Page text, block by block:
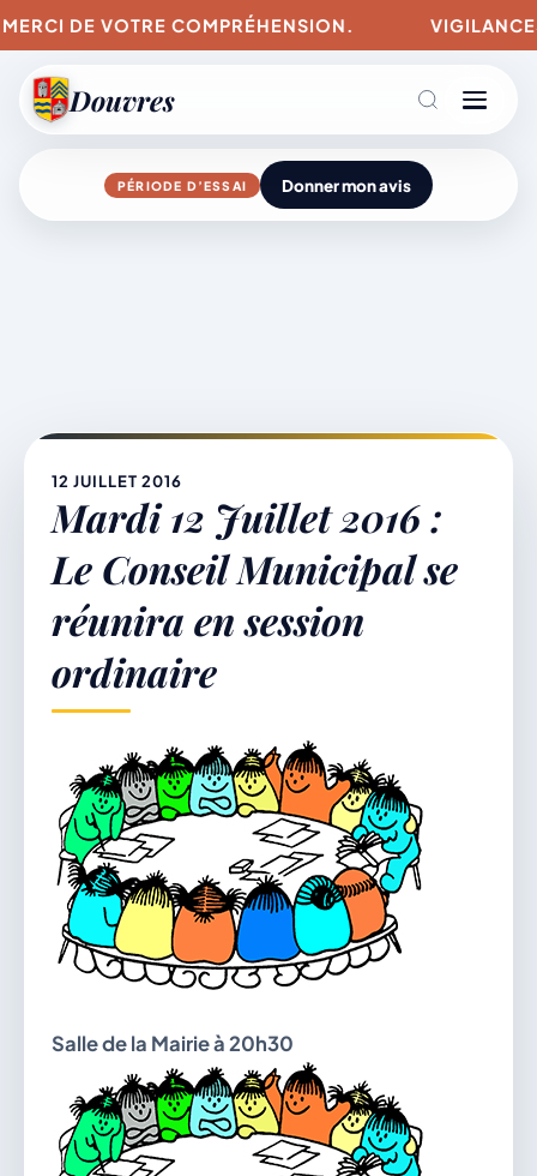
DE VOTRE COMPRÉHENSION.
Douvres
Agenda
Mairie & Vie municipale
Démarches & Vie pratique
Vie locale & Associations
Découvrir la commune
DIMANCHE 9 AOÛT 2026
Lundi, mardi, jeudi, vendredi de 8h30 à 12h et
après-midi sur rendez-vous. Samedi sur rendez-
vous.
04 74 38 22 78
mairie@douvres.fr
140 Place de la Babillière, 01500 Douvres
PÉRIODE D’ESSAI Donner mon avis
12 JUILLET 2016
Mardi 12 Juillet 2016 :
Le Conseil Municipal se
réunira en session
ordinaire
Salle de la Mairie à 20h30